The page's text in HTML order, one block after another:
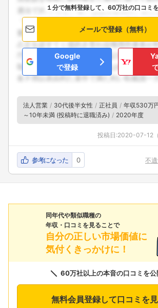
１分で無料登録して、60万社の口コミ
メールで登録（無料）
Google
で登録
法人営業 30代後半女性 正社員 年収530万
～10年未満 (投稿時に退職済み)
2020年度
投稿日:2020-07-12
参考になった 0 不
同年代や類似職種の
年収・口コミを見ることで
自分の正しい市場価値に
気付くきっかけに！
60万社以上の本音の口コミを公
無料会員登録して口コミを